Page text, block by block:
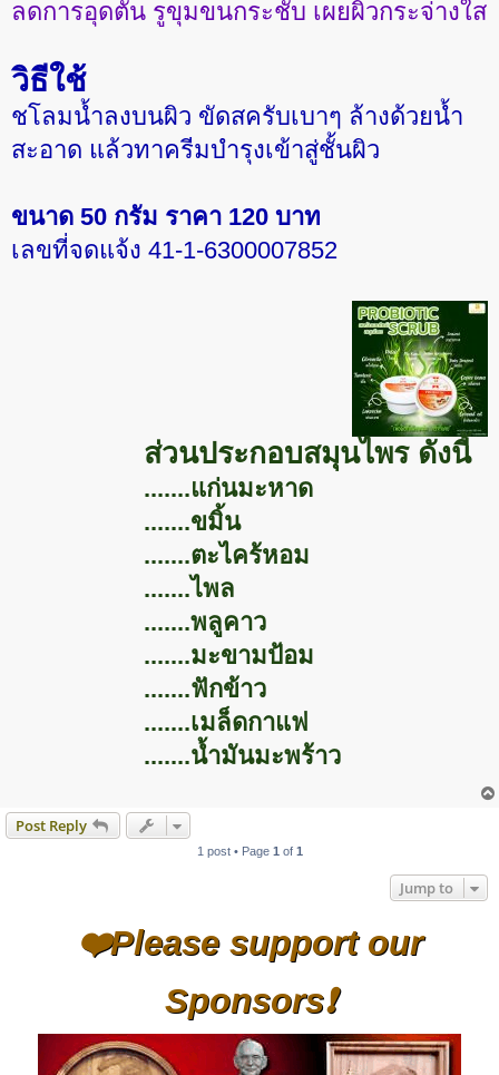
ลดการอุดตัน รูขุมขนกระชับ เผยผิวกระจ่างใส
วิธีใช้
ชโลมน้ำลงบนผิว ขัดสครับเบาๆ ล้างด้วยน้ำ
สะอาด แล้วทาครีมบำรุงเข้าสู่ชั้นผิว
ขนาด 50 กรัม ราคา 120 บาท
เลขที่จดแจ้ง 41-1-6300007852
ส่วนประกอบสมุนไพร ดังนี้
.......แก่นมะหาด
.......ขมิ้น
.......ตะไคร้หอม
.......ไพล
.......พลูคาว
.......มะขามป้อม
.......ฟักข้าว
.......เมล็ดกาแฟ
.......น้ำมันมะพร้าว
Post Reply
1 post • Page 1 of 1
Jump to
❤️Please support our
Sponsors❗